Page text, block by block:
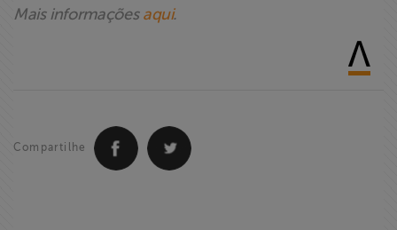
Mais informações aqui.
Compartilhe